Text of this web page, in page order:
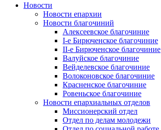
Новости
Новости епархии
Новости благочиний
Алексеевское благочиние
I-е Бирюченское благочиние
II-е Бирюченское благочиние
Валуйское благочиние
Вейделевское благочиние
Волоконовское благочиние
Красненское благочиние
Ровеньское благочиние
Новости епархиальных отделов
Миссионерский отдел
Отдел по делам молодежи